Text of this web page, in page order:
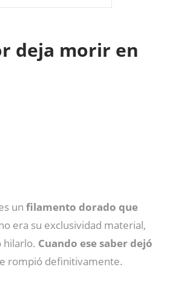
deja morir en
un filamento dorado que
era su exclusividad material,
hilarlo. Cuando ese saber dejó
rompió definitivamente.